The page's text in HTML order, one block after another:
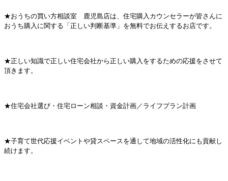
★おうちの買い方相談室 鹿児島店は、住宅購入カウンセラーが皆さんに
おうち購入に関する「正しい判断基準」を無料でお伝えするお店です。
★正しい知識で正しい住宅会社から正しい購入をするための応援をさせて
頂きます。
★住宅会社選び・住宅ローン相談・資金計画／ライフプラン計画
★子育て世代応援イベントや貸スペースを通して地域の活性化にも貢献し
続けます。